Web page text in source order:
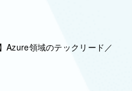
Azure領域のテックリード／